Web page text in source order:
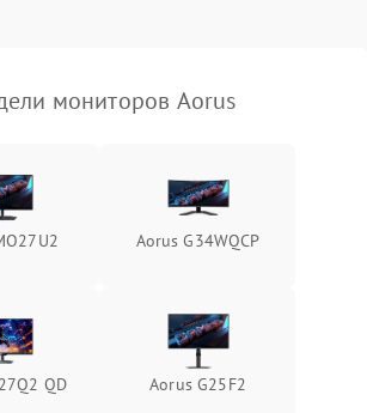
Подробнее →
Подробнее →
мониторов Aorus
Aorus G34WQCP
QD Aorus G25F2